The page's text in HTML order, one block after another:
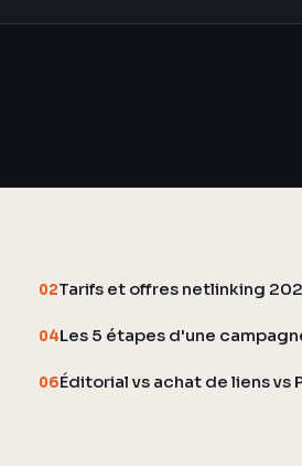
02Tarifs et offres netlinking
04Les 5 étapes d'une
06Éditorial vs achat de liens vs